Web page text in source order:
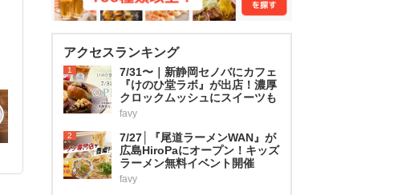
アクセスランキング
1
7/31〜｜新静岡セノバにカフェ
『けのひ堂ラボ』が出店！濃厚
クロックムッシュにスイーツも
favy
2
7/27│『尾道ラーメンWAN』が
広島HiroPaにオープン！キッズ
ラーメン無料イベント開催
favy